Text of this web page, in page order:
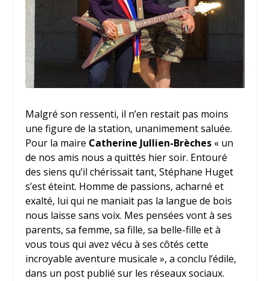
Malgré son ressenti, il n’en restait pas moins
une figure de la station, unanimement saluée.
Pour la maire Catherine Jullien-Brèches « un
de nos amis nous a quittés hier soir. Entouré
des siens qu’il chérissait tant, Stéphane Huget
s’est éteint. Homme de passions, acharné et
exalté, lui qui ne maniait pas la langue de bois
nous laisse sans voix. Mes pensées vont à ses
parents, sa femme, sa fille, sa belle-fille et à
vous tous qui avez vécu à ses côtés cette
incroyable aventure musicale », a conclu l’édile,
dans un post publié sur les réseaux sociaux.